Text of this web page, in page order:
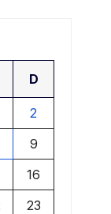
D
2
9
16
23